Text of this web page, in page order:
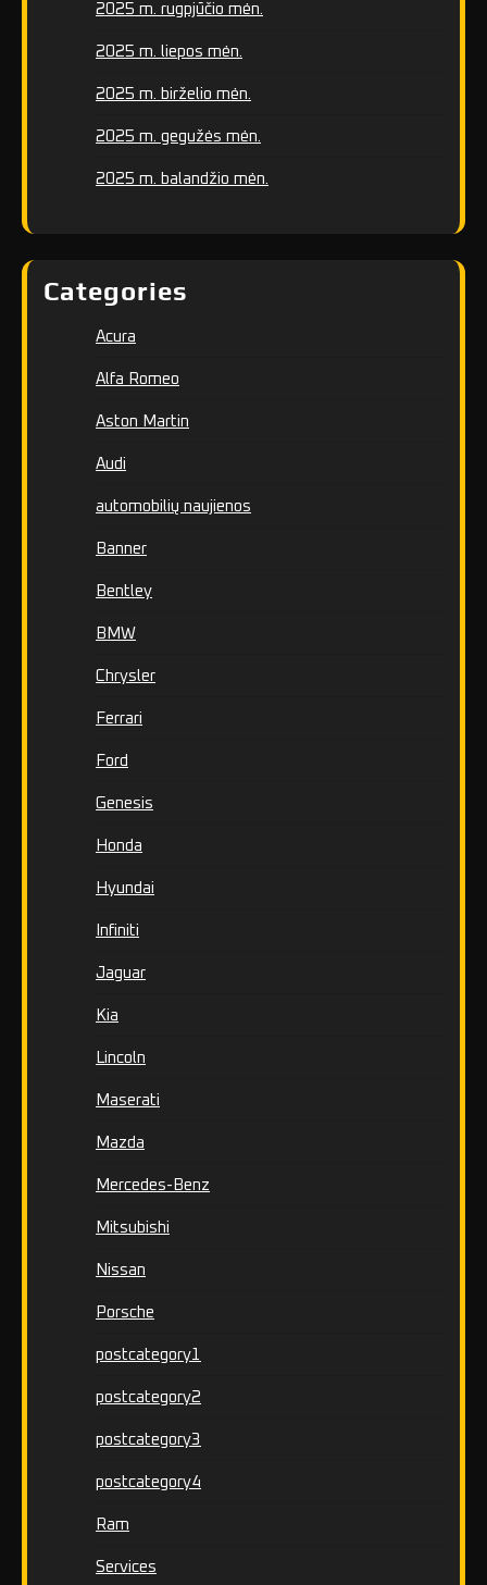
2025 m. rugpjūčio mėn.
2025 m. liepos mėn.
2025 m. birželio mėn.
2025 m. gegužės mėn.
2025 m. balandžio mėn.
Categories
Acura
Alfa Romeo
Aston Martin
Audi
automobilių naujienos
Banner
Bentley
BMW
Chrysler
Ferrari
Ford
Genesis
Honda
Hyundai
Infiniti
Jaguar
Kia
Lincoln
Maserati
Mazda
Mercedes-Benz
Mitsubishi
Nissan
Porsche
postcategory1
postcategory2
postcategory3
postcategory4
Ram
Services